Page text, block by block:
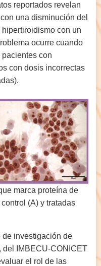
reportados revelan
una disminución del
con un
ocurre cuando
con
con dosis incorrectas
marca proteína de
(A) y tratadas
de investigación de
del IMBECU-CONICET
el rol de las